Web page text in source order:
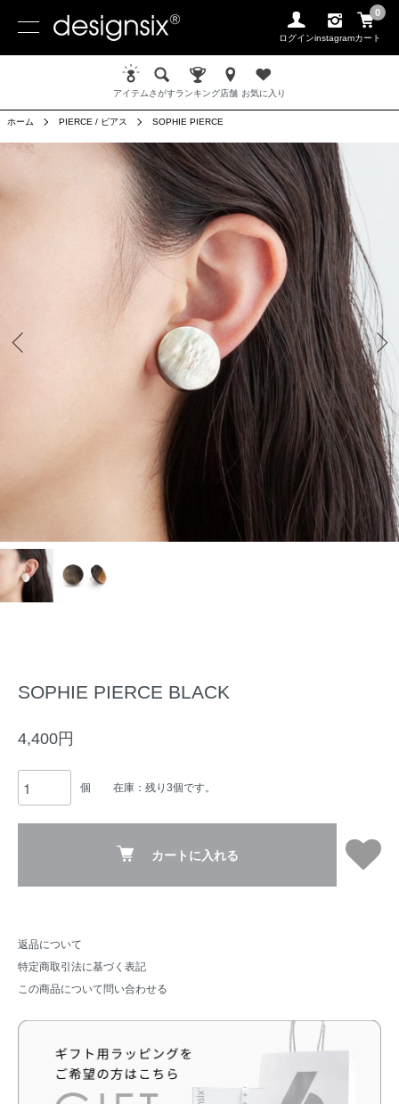
ログインinstagram
0
カート
アイテムさがすランキング店舗 お気に入り
ホーム PIERCE / ピアス SOPHIE PIERCE
SOPHIE PIERCE BLACK
4,400円
個 在庫：残り3個です。
カートに入れる
返品について
特定商取引法に基づく表記
この商品について問い合わせる